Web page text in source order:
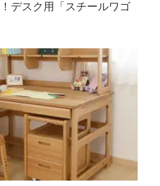
デスク用「スチールワゴ